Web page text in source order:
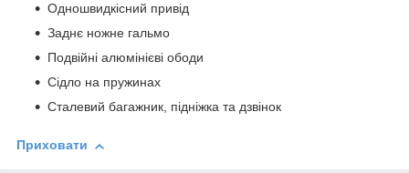
Одношвидкісний привід
Заднє ножне гальмо
Подвійні алюмінієві ободи
Сідло на пружинах
Сталевий багажник, підніжка та дзвінок
Приховати